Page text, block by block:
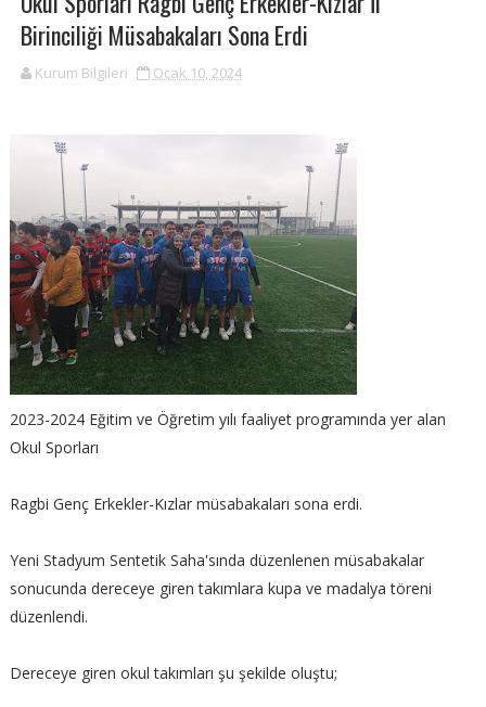
Birinciliği Müsabakaları Sona Erdi
Kurum Bilgileri Ocak 10, 2024
2023-2024 Eğitim ve Öğretim yılı faaliyet programında yer alan
Okul Sporları
Ragbi Genç Erkekler-Kızlar müsabakaları sona erdi.
Yeni Stadyum Sentetik Saha'sında düzenlenen müsabakalar
sonucunda dereceye giren takımlara kupa ve madalya töreni
düzenlendi.
Dereceye giren okul takımları şu şekilde oluştu;